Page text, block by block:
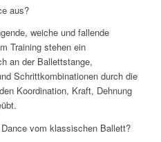
aus?
weiche und fallende
Training stehen ein
an der Ballettstange,
Schrittkombinationen durch die
Koordination, Kraft, Dehnung
vom klassischen Ballett?